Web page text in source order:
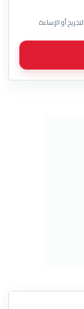
أو الإساءة